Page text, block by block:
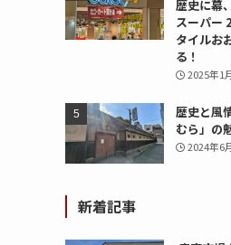
歴史に幕
スーパー
タイルお
る！
2025年1
歴史と風
むら」の
2024年6
新着記事